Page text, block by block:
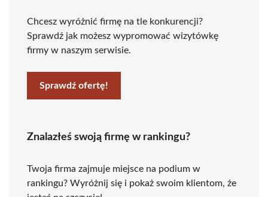
Chcesz wyróżnić firmę na tle konkurencji?
Sprawdź jak możesz wypromować wizytówkę
firmy w naszym serwisie.
Sprawdź ofertę!
Znalazłeś swoją firmę w rankingu?
Twoja firma zajmuje miejsce na podium w
rankingu? Wyróżnij się i pokaż swoim klientom, że